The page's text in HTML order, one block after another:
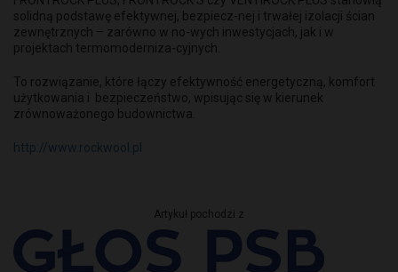
solidną podstawę efektywnej, bezpiecz-nej i trwałej izolacji ścian
zewnętrznych – zarówno w no-wych inwestycjach, jak i w
projektach termomoderniza-cyjnych.
To rozwiązanie, które łączy efektywność energetyczną, komfort
użytkowania i bezpieczeństwo, wpisując się w kierunek
zrównoważonego budownictwa.
http://www.rockwool.pl
Artykuł pochodzi z